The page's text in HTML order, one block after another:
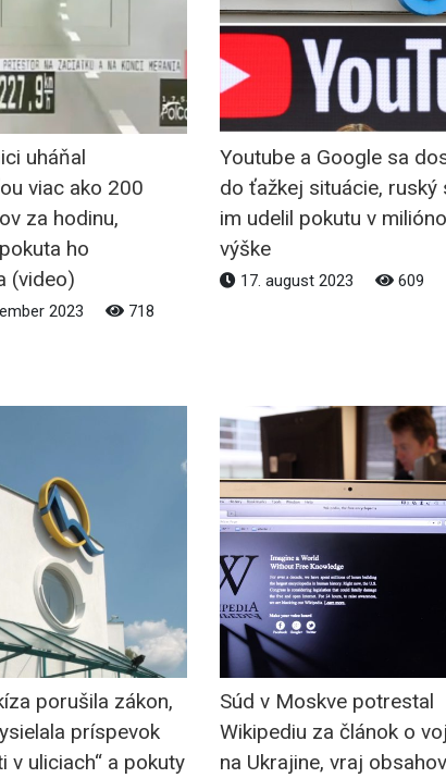
uháňal
viac ako 200
za hodinu,
ho
(video)
2023 718
Youtube a Google sa
do ťažkej situácie, ruský
im udelil pokutu v
výške
17. august 2023 609
porušila zákon,
príspevok
v uliciach“ a pokuty
Súd v Moskve potrestal
Wikipediu za článok o
na Ukrajine, vraj